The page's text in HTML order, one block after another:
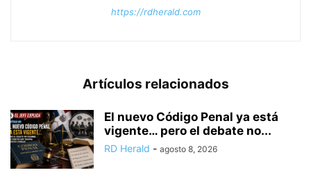
https://rdherald.com
Artículos relacionados
El nuevo Código Penal ya está
vigente… pero el debate no...
RD Herald - agosto 8, 2026